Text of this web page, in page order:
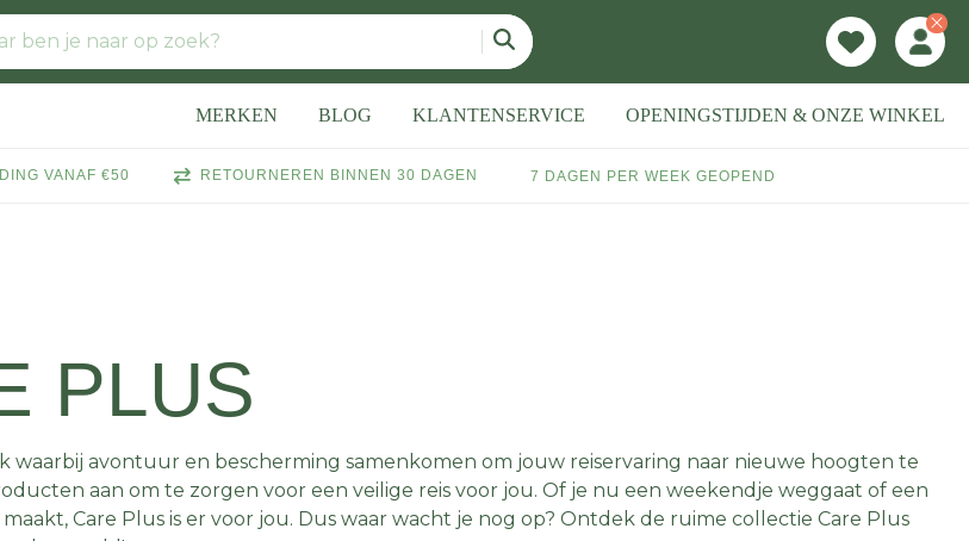
MERKEN BLOG KLANTENSERVICE OPENINGSTIJDEN & ONZE WINKEL
VANAF €50 RETOURNEREN BINNEN 30 DAGEN 7 DAGEN PER WEEK GEOPEND
PLUS
waarbij avontuur en bescherming samenkomen om jouw reiservaring naar nieuwe hoogten te
aan om te zorgen voor een veilige reis voor jou. Of je nu een weekendje weggaat of een
Care Plus is er voor jou. Dus waar wacht je nog op? Ontdek de ruime collectie Care Plus